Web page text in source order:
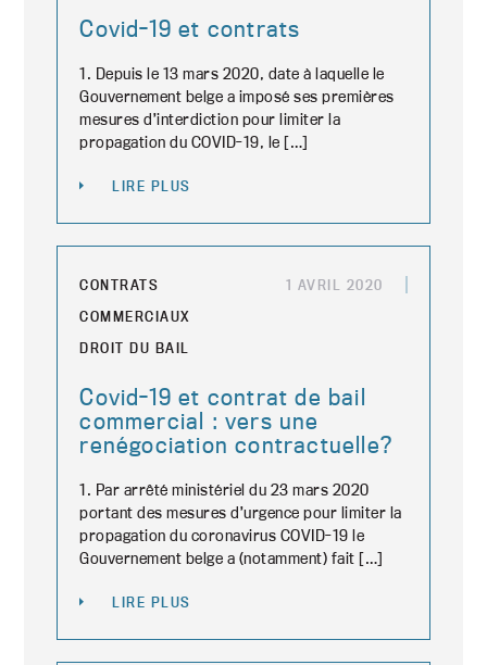
Covid-19 et contrats
1. Depuis le 13 mars 2020, date à laquelle le
Gouvernement belge a imposé ses premières
mesures d’interdiction pour limiter la
propagation du COVID-19, le […]
LIRE PLUS
CONTRATS
COMMERCIAUX
DROIT DU BAIL
1 AVRIL 2020
Covid-19 et contrat de bail
commercial : vers une
renégociation contractuelle?
1. Par arrêté ministériel du 23 mars 2020
portant des mesures d’urgence pour limiter la
propagation du coronavirus COVID-19 le
Gouvernement belge a (notamment) fait […]
LIRE PLUS